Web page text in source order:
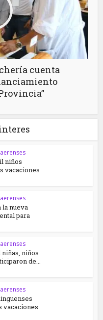
cuenta
niños
vacaciones
la nueva
para
niños
de...
vacaciones